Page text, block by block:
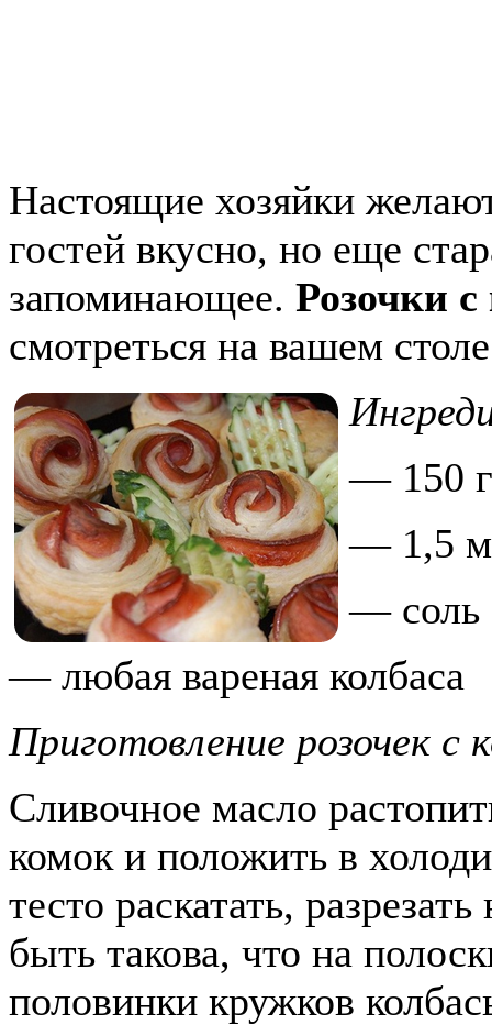
Настоящие хозяйки
гостей вкусно, но еще
запоминающее. Розочки
смотреться на вашем
— 150
— 1,5
— соль
— любая вареная колбаса
Приготовление розочек с
Сливочное масло
комок и положить в
тесто раскатать,
быть такова, что на
половинки кружков